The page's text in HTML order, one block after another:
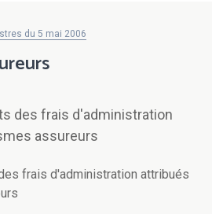
du 5 mai 2006
des frais d'administration
assureurs
frais d'administration attribués